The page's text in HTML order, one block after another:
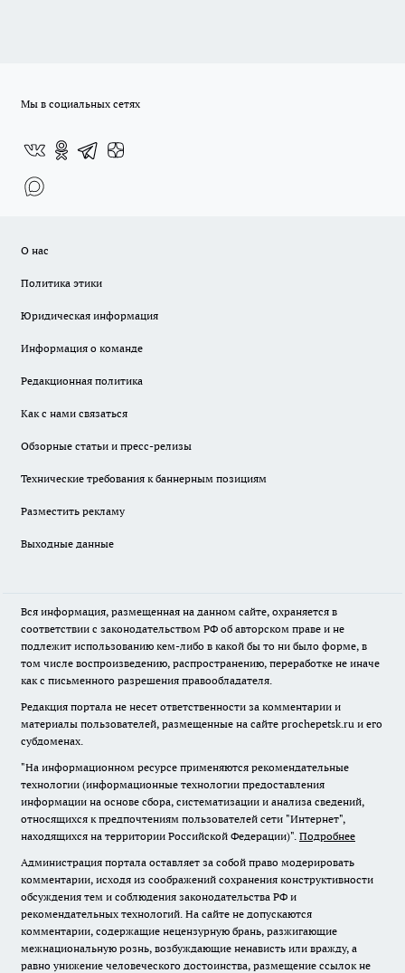
Мы в социальных сетях
О нас
Политика этики
Юридическая информация
Информация о команде
Редакционная политика
Как с нами связаться
Обзорные статьи и пресс-релизы
Технические требования к баннерным позициям
Разместить рекламу
Выходные данные
Вся информация, размещенная на данном сайте, охраняется в
соответствии с законодательством РФ об авторском праве и не
подлежит использованию кем-либо в какой бы то ни было форме, в
том числе воспроизведению, распространению, переработке не иначе
как с письменного разрешения правообладателя.
Редакция портала не несет ответственности за комментарии и
материалы пользователей, размещенные на сайте prochepetsk.ru и его
субдоменах.
"На информационном ресурсе применяются рекомендательные
технологии (информационные технологии предоставления
информации на основе сбора, систематизации и анализа сведений,
относящихся к предпочтениям пользователей сети "Интернет",
находящихся на территории Российской Федерации)". Подробнее
Администрация портала оставляет за собой право модерировать
комментарии, исходя из соображений сохранения конструктивности
обсуждения тем и соблюдения законодательства РФ и
рекомендательных технологий. На сайте не допускаются
комментарии, содержащие нецензурную брань, разжигающие
межнациональную рознь, возбуждающие ненависть или вражду, а
равно унижение человеческого достоинства, размещение ссылок не